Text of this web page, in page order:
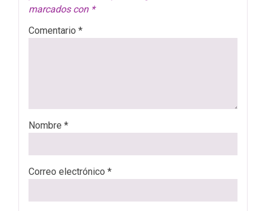
marcados con *
Comentario *
Nombre *
Correo electrónico *